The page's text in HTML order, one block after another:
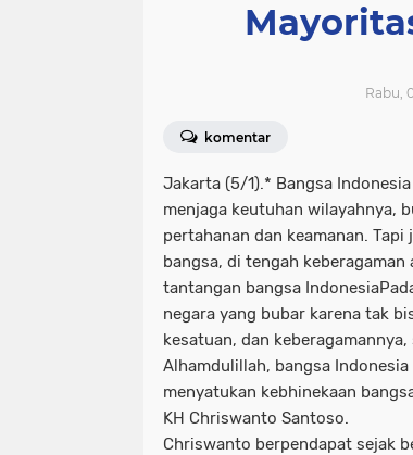
Rabu,
komentar
Jakarta (5/1).* Bangsa
menjaga keutuhan wilayahnya,
pertahanan dan keamanan.
bangsa, di tengah keberagaman
tantangan bangsa
negara yang bubar karena tak
kesatuan, dan
Alhamdulillah, bangsa
menyatukan kebhinekaan
KH Chriswanto Santoso.
Chriswanto berpendapat sejak